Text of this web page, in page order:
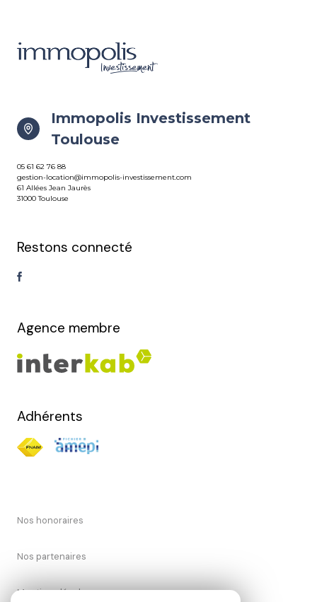
Immopolis Investissement
Toulouse
05 61 62 76 88
gestion-location@immopolis-investissement.com
61 Allées Jean Jaurès
31000 Toulouse
Restons connecté
Agence membre
Adhérents
Nos honoraires
Nos partenaires
Mentions légales